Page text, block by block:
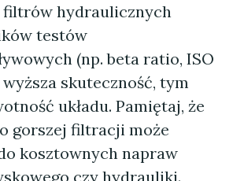
filtrów hydraulicznych
testów
(np. beta ratio, ISO
wyższa skuteczność, tym
układu. Pamiętaj, że
gorszej filtracji może
kosztownych napraw
czy hydrauliki.